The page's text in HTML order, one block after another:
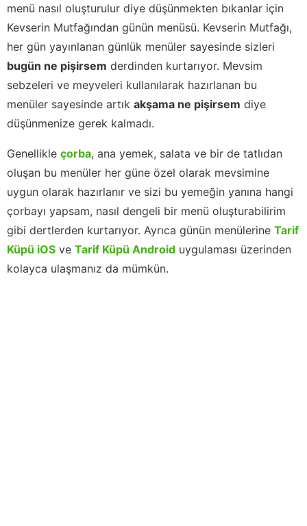
menü nasıl oluşturulur diye düşünmekten bıkanlar için
Kevserin Mutfağından günün menüsü. Kevserin Mutfağı,
her gün yayınlanan günlük menüler sayesinde sizleri
bugün ne pişirsem derdinden kurtarıyor. Mevsim
sebzeleri ve meyveleri kullanılarak hazırlanan bu
menüler sayesinde artık akşama ne pişirsem diye
düşünmenize gerek kalmadı.
Genellikle çorba, ana yemek, salata ve bir de tatlıdan
oluşan bu menüler her güne özel olarak mevsimine
uygun olarak hazırlanır ve sizi bu yemeğin yanına hangi
çorbayı yapsam, nasıl dengeli bir menü oluşturabilirim
gibi dertlerden kurtarıyor. Ayrıca günün menülerine Tarif
Küpü iOS ve Tarif Küpü Android uygulaması üzerinden
kolayca ulaşmanız da mümkün.